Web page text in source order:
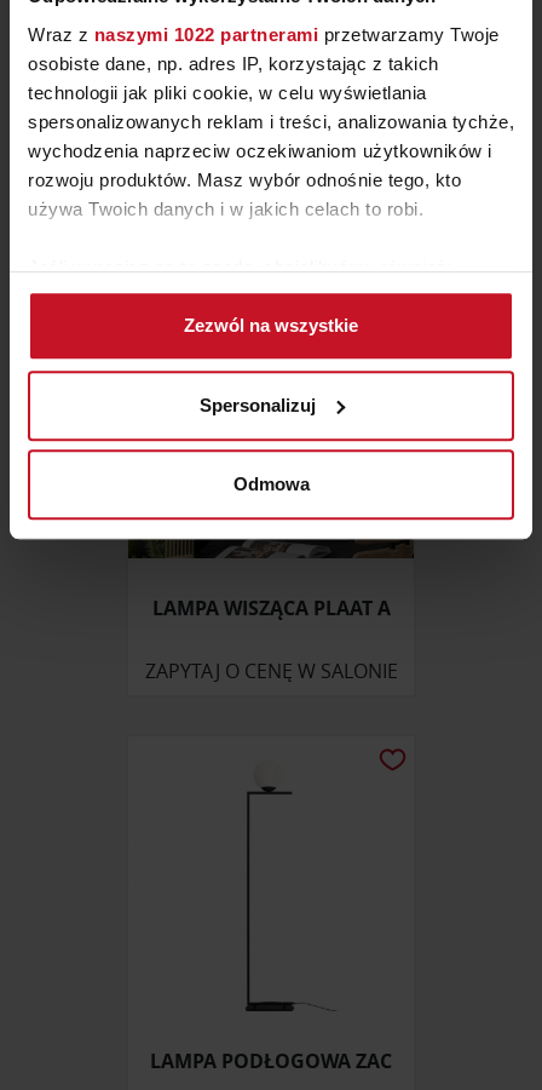
Wraz z naszymi 1022 partnerami przetwarzamy Twoje
osobiste dane, np. adres IP, korzystając z takich
technologii jak pliki cookie, w celu wyświetlania
spersonalizowanych reklam i treści, analizowania tychże,
wychodzenia naprzeciw oczekiwaniom użytkowników i
rozwoju produktów. Masz wybór odnośnie tego, kto
używa Twoich danych i w jakich celach to robi.
Jeśli wyrazisz na to zgodę, chcielibyśmy również:
Gromadzić dane dotyczące Twojej lokalizacji
geograficznej z dokładnością nawet do kilku metrów
Identyfikować Twoje urządzenie, aktywnie
(fingerprinting, czyli wirtualny odcisk palca)
Dowiedz się więcej odnośnie tego, jak Twoje osobiste
dane są przetwarzane oraz ustaw własne preferencje w
zmienić lub wycofać swoją zgodę w dowolnej chwili.
i reklam, aby oferować funkcje społecznościowe i
korzystasz z naszej witryny, udostępniamy partnerom
otrzymanymi od Ciebie lub uzyskanymi podczas
Zezwól na wszystkie
Spersonalizuj
Odmowa
LAMPA TOWNSHEND
359,90 ZŁ
LAMPA WISZĄCA PLAAT A
ZAPYTAJ O CENĘ W SALONIE
LAMPA PODŁOGOWA ZAC